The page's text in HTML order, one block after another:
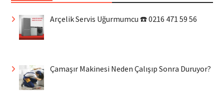
Arçelik Servis Uğurmumcu ☎️ 0216 471 59 56
Çamaşır Makinesi Neden Çalışıp Sonra Duruyor?